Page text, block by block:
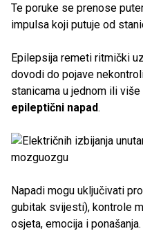
Te poruke se prenose
impulsa koji putuje od
Epilepsija remeti ritmički
dovodi do pojave
stanicama u jednom ili
epileptični napad.
Napadi mogu uključivati
gubitak svijesti), kontrole
osjeta, emocija i ponašanja.